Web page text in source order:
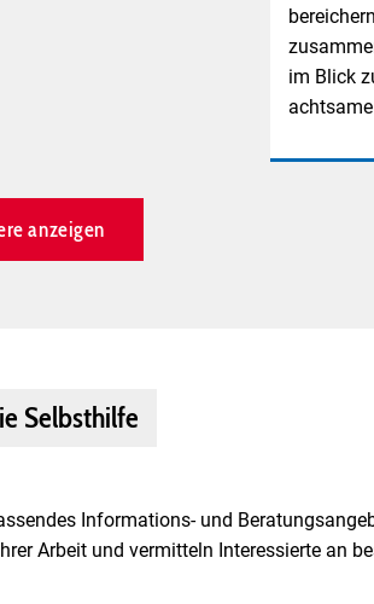
im Blick
anzeigen
Selbsthilfe
Informations- und
Arbeit und vermitteln Interessierte an